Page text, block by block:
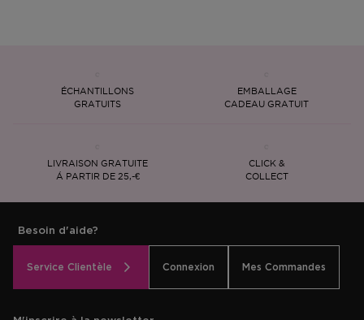
ÉCHANTILLONS
GRATUITS
EMBALLAGE
CADEAU GRATUIT
LIVRAISON GRATUITE
Á PARTIR DE 25,-€
CLICK &
COLLECT
Besoin d'aide?
Service Clientèle Connexion Mes Commandes